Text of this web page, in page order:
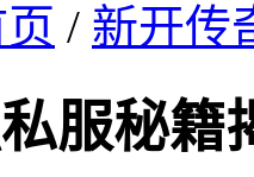
/ 新开传
服秘籍